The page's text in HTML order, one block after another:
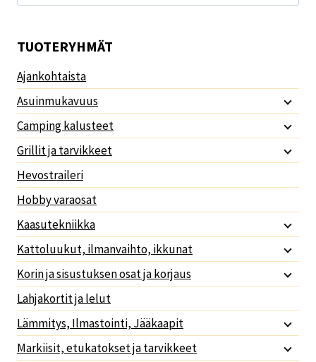
TUOTERYHMÄT
Ajankohtaista
Asuinmukavuus
Camping kalusteet
Grillit ja tarvikkeet
Hevostraileri
Hobby varaosat
Kaasutekniikka
Kattoluukut, ilmanvaihto, ikkunat
Korin ja sisustuksen osat ja korjaus
Lahjakortit ja lelut
Lämmitys, Ilmastointi, Jääkaapit
Markiisit, etukatokset ja tarvikkeet